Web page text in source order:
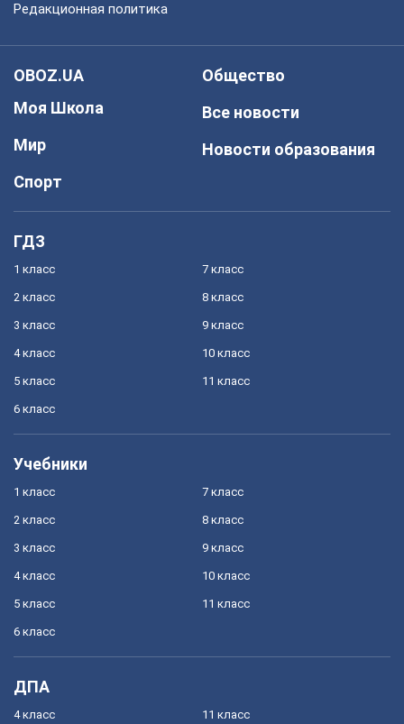
Редакционная политика
OBOZ.UA
Моя Школа
Мир
Спорт
Общество
Все новости
Новости образования
ГДЗ
1 класс
2 класс
3 класс
4 класс
5 класс
6 класс
7 класс
8 класс
9 класс
10 класс
11 класс
Учебники
1 класс
2 класс
3 класс
4 класс
5 класс
6 класс
7 класс
8 класс
9 класс
10 класс
11 класс
ДПА
4 класс 11 класс